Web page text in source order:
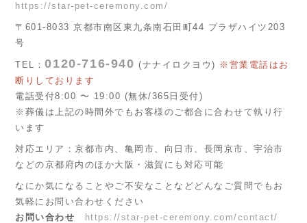
https://star-pet-ceremony.com/
〒601-8033 京都市南区東九条南石田町44 プラザハイツ203
号
TEL：0120-716-940 (ナナイロクヨウ) ※営業電話はお
断りしております
電話受付8:00 〜 19:00 (無休/365日受付)
※葬儀は上記の時間外でもお客様のご都合に合わせて執り行
います
対応エリア：京都市内、亀岡市、向日市、長岡京市、宇治市
などの京都府内のほか大阪・滋賀にも対応可能
なにか気になることやご不安なことなどどんなご質問でもお
気軽にお問い合わせください
お問い合わせ
https://star-pet-ceremony.com/contact/